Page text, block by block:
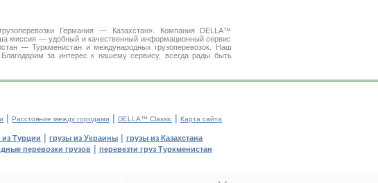
Германия — Казахстан». Компания DELLA™
миссия — удобный и качественный информационный сервис
— Туркменистан и международных грузоперевозок. Наш
за интерес к нашему сервису, всегда рады быть
| Расстояние между городами | DELLA™ Classic | Карта сайта
из Турции | грузы из Украины | грузы из Казахстана
перевозки грузов| перевезти груз Туркменистан